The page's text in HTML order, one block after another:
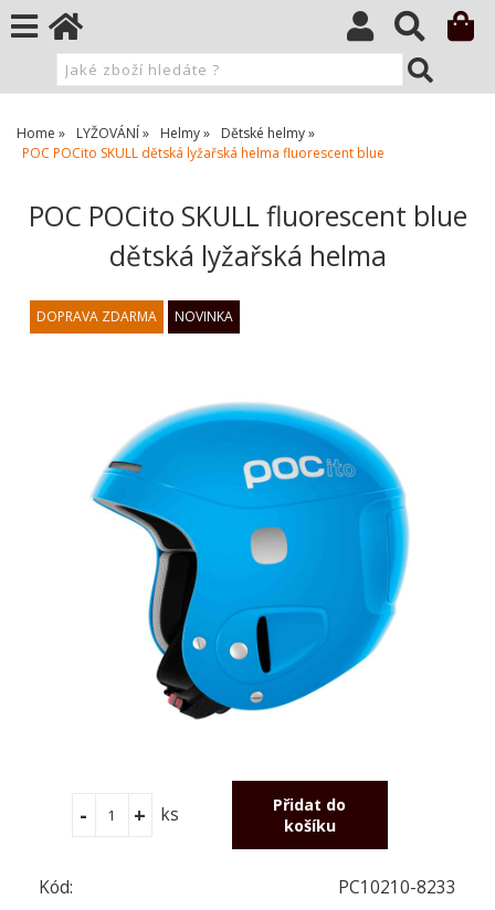
Home LYŽOVÁNÍ Helmy
Dětské helmy
POC POCito SKULL dětská lyžařská helma fluorescent blue
POC POCito SKULL fluorescent blue
dětská lyžařská helma
ks
Kód:
PC10210-8233